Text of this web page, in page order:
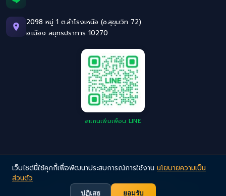
2098 หมู่ 1 ต.สำโรงเหนือ (ซ.สุขุมวิท 72)
อ.เมือง สมุทรปราการ 10270
สแกนเพิ่มเพื่อน LINE
· สายไฟอุตสาหกรรมคุณภาพสูง มาตรฐานยุโรป
เว็บไซต์นี้ใช้คุกกี้เพื่อพัฒนาประสบการณ์การใช้งาน นโยบายความเป็น
ส่วนตัว
ปฏิเสธ ยอมรับ